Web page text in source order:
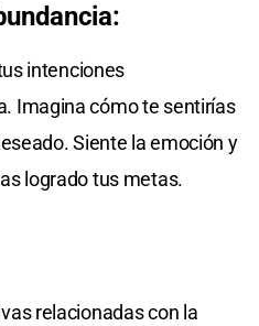
intenciones
Imagina cómo te sentirías
Siente la emoción y
logrado tus metas.
relacionadas con la